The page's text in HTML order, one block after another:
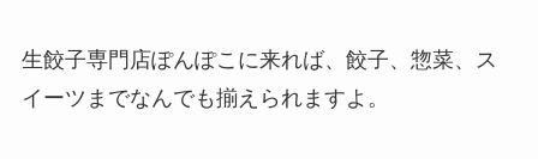
生餃子専門店ぽんぽこに来れば、餃子、惣菜、ス
イーツまでなんでも揃えられますよ。